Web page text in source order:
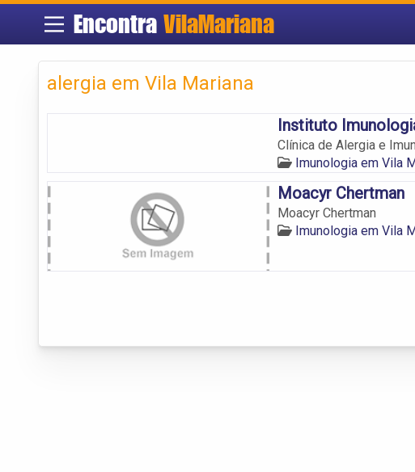
Encontra VilaMariana
alergia em Vila Mariana
Instituto
Clínica de Alergia e
Imunologia em Vila
Moacyr Chertman
Moacyr Chertman
Imunologia em Vila